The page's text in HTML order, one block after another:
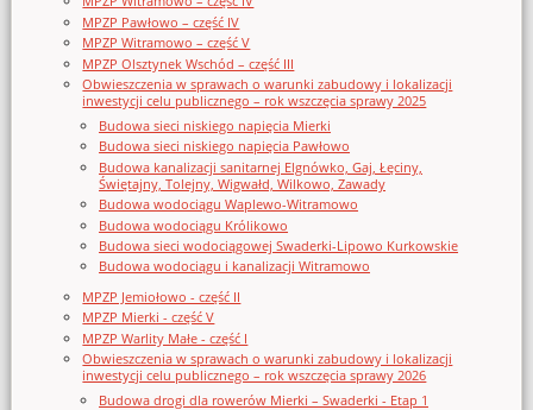
MPZP Pawłowo – część IV
MPZP Witramowo – część V
MPZP Olsztynek Wschód – część III
Obwieszczenia w sprawach o warunki zabudowy i lokalizacji
inwestycji celu publicznego – rok wszczęcia sprawy 2025
Budowa sieci niskiego napięcia Mierki
Budowa sieci niskiego napięcia Pawłowo
Budowa kanalizacji sanitarnej Elgnówko, Gaj, Łęciny,
Świętajny, Tolejny, Wigwałd, Wilkowo, Zawady
Budowa wodociągu Waplewo-Witramowo
Budowa wodociągu Królikowo
Budowa sieci wodociągowej Swaderki-Lipowo Kurkowskie
Budowa wodociągu i kanalizacji Witramowo
MPZP Jemiołowo - część II
MPZP Mierki - część V
MPZP Warlity Małe - część I
Obwieszczenia w sprawach o warunki zabudowy i lokalizacji
inwestycji celu publicznego – rok wszczęcia sprawy 2026
Budowa drogi dla rowerów Mierki – Swaderki - Etap 1